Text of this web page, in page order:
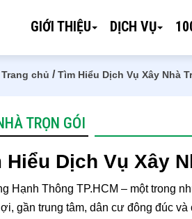
GIỚI THIỆU DỊCH VỤ
Trang chủ /Tìm Hiểu Dịch Vụ Xây Nhà
TRỌN GÓI
Hiểu Dịch Vụ Xây
Hạnh Thông TP.HCM – một trong
gần trung tâm, dân cư đông đúc